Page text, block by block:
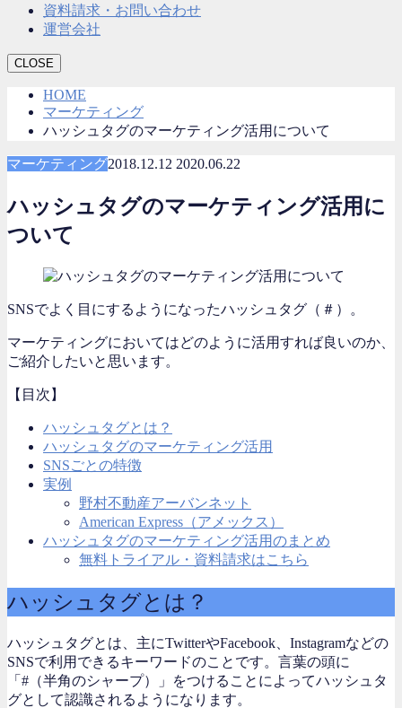
資料請求・お問い合わせ
運営会社
CLOSE
HOME
マーケティング
ハッシュタグのマーケティング活用について
マーケティング2018.12.12 2020.06.22
ハッシュタグのマーケティング活用に
ついて
SNSでよく目にするようになったハッシュタグ（＃）。
マーケティングにおいてはどのように活用すれば良いのか、
ご紹介したいと思います。
【目次】
ハッシュタグとは？
ハッシュタグのマーケティング活用
SNSごとの特徴
実例
野村不動産アーバンネット
American Express（アメックス）
ハッシュタグのマーケティング活用のまとめ
無料トライアル・資料請求はこちら
ハッシュタグとは？
ハッシュタグとは、主にTwitterやFacebook、Instagramなどの
SNSで利用できるキーワードのことです。言葉の頭に
「#（半角のシャープ）」をつけることによってハッシュタ
グとして認識されるようになります。